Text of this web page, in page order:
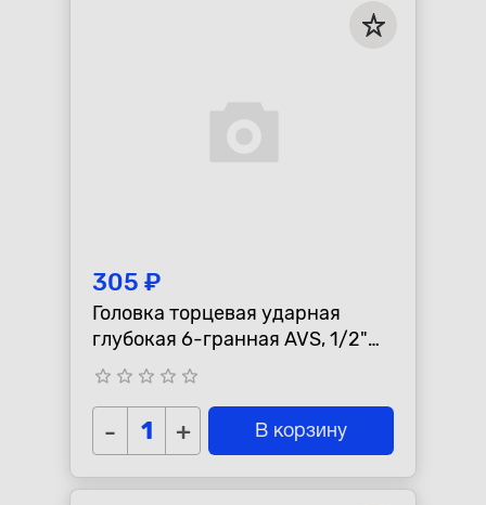
305 ₽
Головка торцевая ударная
глубокая 6-гранная AVS, 1/2"
(17мм) тонкостенная
star_border star_border star_border star_border star_border
- + В корзину